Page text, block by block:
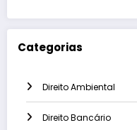
Categorias
Direito Ambiental
Direito Bancário